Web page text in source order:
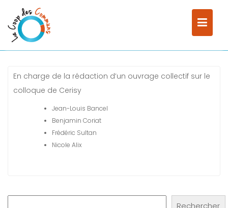
content
Home
Membres du groupe et animateurs (vers une république des biens
communs)
En charge de la rédaction d’un ouvrage collectif sur le
colloque de Cerisy
Jean-Louis Bancel
Benjamin Coriat
Frédéric Sultan
Nicole Alix
Rechercher